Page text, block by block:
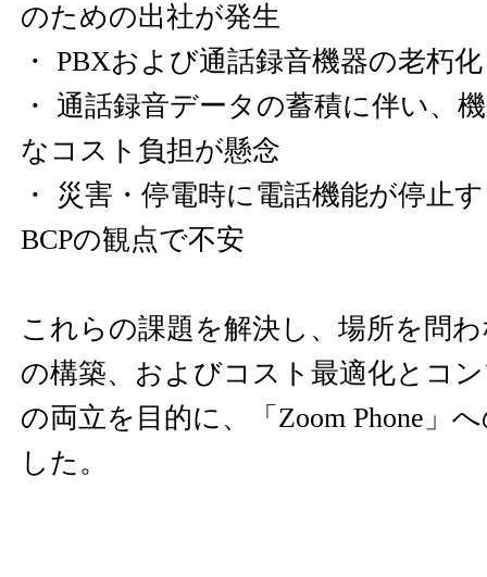
のための出社が発生
・ PBXおよび通話録音機器の老朽化
・ 通話録音データの蓄積に伴い、
なコスト負担が懸念
・ 災害・停電時に電話機能が停止
BCPの観点で不安
これらの課題を解決し、場所を問
の構築、およびコスト最適化とコ
の両立を目的に、「Zoom Phone」
した。